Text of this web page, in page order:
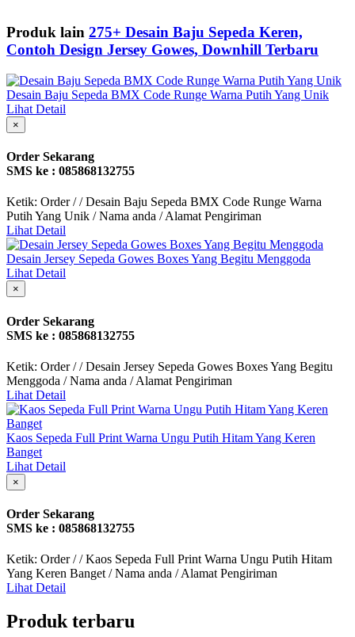
Produk lain 275+ Desain Baju Sepeda Keren,
Contoh Design Jersey Gowes, Downhill Terbaru
Desain Baju Sepeda BMX Code Runge Warna Putih Yang Unik
Lihat Detail
×
Order Sekarang
SMS ke : 085868132755
Ketik: Order / / Desain Baju Sepeda BMX Code Runge Warna
Putih Yang Unik / Nama anda / Alamat Pengiriman
Lihat Detail
Desain Jersey Sepeda Gowes Boxes Yang Begitu Menggoda
Lihat Detail
×
Order Sekarang
SMS ke : 085868132755
Ketik: Order / / Desain Jersey Sepeda Gowes Boxes Yang Begitu
Menggoda / Nama anda / Alamat Pengiriman
Lihat Detail
Kaos Sepeda Full Print Warna Ungu Putih Hitam Yang Keren
Banget
Lihat Detail
×
Order Sekarang
SMS ke : 085868132755
Ketik: Order / / Kaos Sepeda Full Print Warna Ungu Putih Hitam
Yang Keren Banget / Nama anda / Alamat Pengiriman
Lihat Detail
Produk terbaru